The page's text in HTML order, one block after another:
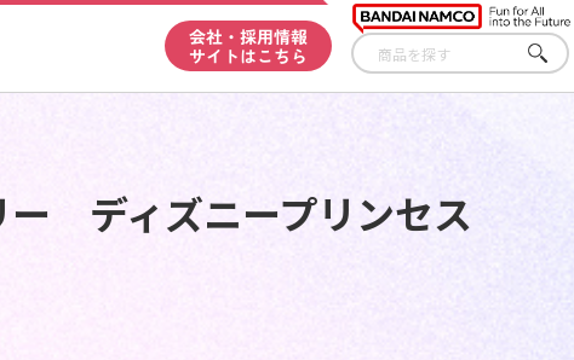
会社・採用情報
サイトはこちら
さが
す
ー ディズニープリンセス